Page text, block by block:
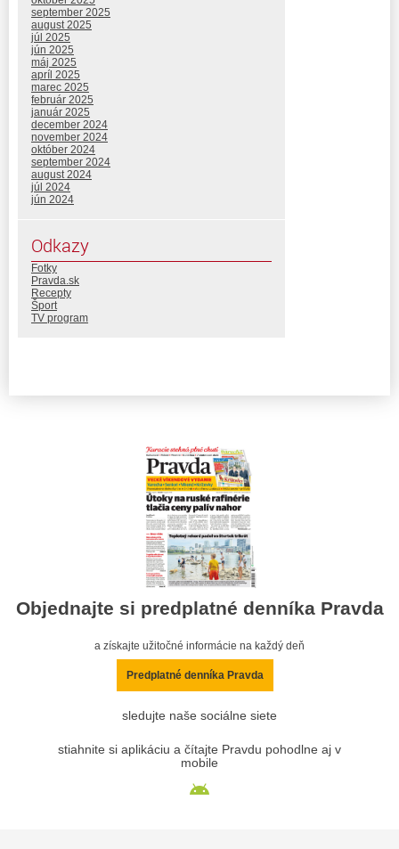
september 2025
august 2025
júl 2025
jún 2025
máj 2025
apríl 2025
marec 2025
február 2025
január 2025
december 2024
november 2024
október 2024
september 2024
august 2024
júl 2024
jún 2024
Odkazy
Fotky
Pravda.sk
Recepty
Šport
TV program
Objednajte si predplatné denníka Pravda
a získajte užitočné informácie na každý deň
Predplatné denníka Pravda
sledujte naše sociálne siete
stiahnite si aplikáciu a čítajte Pravdu pohodlne aj v
mobile